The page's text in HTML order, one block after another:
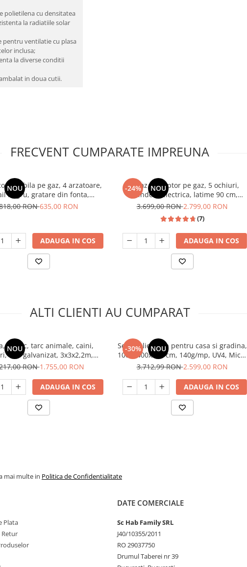
polietilena cu densitatea
la radiatiile solar
pentru ventilatie cu plasa
inclusa;
la diverse conditii
in doua cutii.
FRECVENT CUMPARATE IMPREUNA
NOU
pe gaz, 4 arzatoare,
negru, gratare din fonta,
electrica, Samus
RON635,00 RON
ADAUGA IN COS
-24% NOU
Aragaz cu cuptor pe gaz, 5 ochiuri,
aprindere electrica, latime 90 cm,
Samus SM950AGRXS
3.699,00 RON2.799,00 RON
(7)
ADAUGA IN COS
ALTI CLIENTI AU CUMPARAT
NOU
padoc, tarc animale, caini,
otel galvanizat, 3x3x2,2m,
soare si ploaie, Micul Fermier
RON1.755,00 RON
ADAUGA IN COS
-30% NOU
Sera polietilena pentru casa si gradina,
1000x400x250 cm, 140g/mp, UV4, Micul
Fermier GF-2406-S001-G01
3.712,99 RON2.599,00 RON
ADAUGA IN COS
mai multe in Politica de Confidentialitate
Plata
Retur
DATE COMERCIALE
Sc Hab Family SRL
J40/10355/2011
RO 29037750
Drumul Taberei nr 39